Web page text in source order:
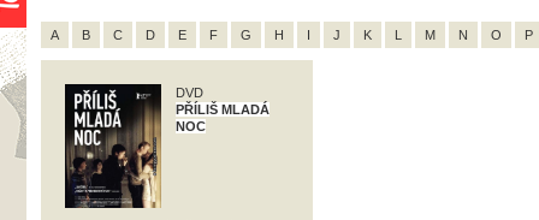
A B C D E F G H I J K L M N O P
DVD
PŘÍLIŠ MLADÁ
NOC